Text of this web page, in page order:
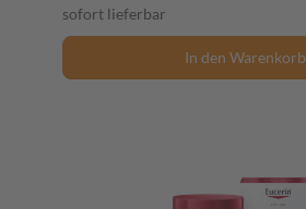
sofort lieferbar
In den Warenkorb